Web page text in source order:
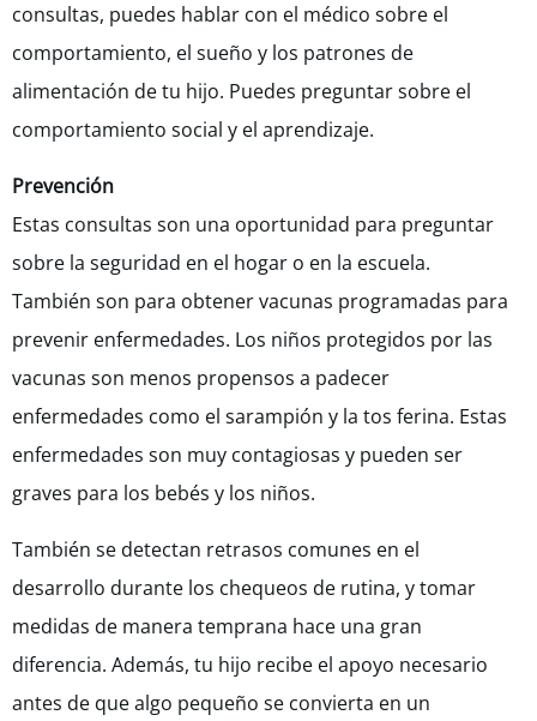
consultas, puedes hablar con el médico sobre el
comportamiento, el sueño y los patrones de
alimentación de tu hijo. Puedes preguntar sobre el
comportamiento social y el aprendizaje.
Prevención
Estas consultas son una oportunidad para preguntar
sobre la seguridad en el hogar o en la escuela.
También son para obtener vacunas programadas para
prevenir enfermedades. Los niños protegidos por las
vacunas son menos propensos a padecer
enfermedades como el sarampión y la tos ferina. Estas
enfermedades son muy contagiosas y pueden ser
graves para los bebés y los niños.
También se detectan retrasos comunes en el
desarrollo durante los chequeos de rutina, y tomar
medidas de manera temprana hace una gran
diferencia. Además, tu hijo recibe el apoyo necesario
antes de que algo pequeño se convierta en un